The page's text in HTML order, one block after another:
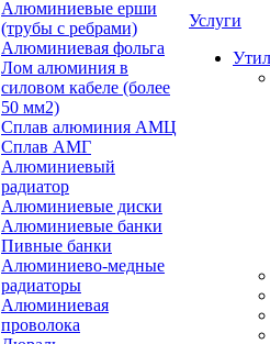
Алюминиевые ерши
(трубы с ребрами)
Алюминиевая фольга
Лом алюминия в
силовом кабеле (более
50 мм2)
Сплав алюминия АМЦ
Сплав АМГ
Алюминиевый
радиатор
Алюминиевые диски
Алюминиевые банки
Пивные банки
Алюминиево-медные
радиаторы
Алюминиевая
проволока
Услуги